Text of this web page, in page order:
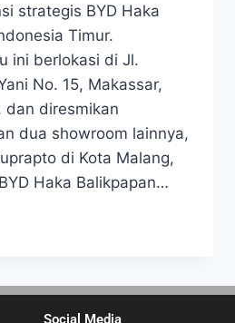
strategis BYD Haka
Timur.
ini berlokasi di Jl.
No. 15, Makassar,
dan diresmikan
dua showroom lainnya,
di Kota Malang,
Haka Balikpapan…
Social Media